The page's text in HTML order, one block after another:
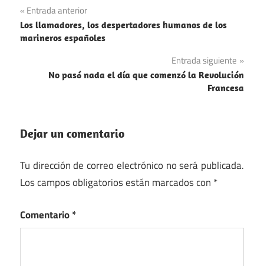
Navegación
de
Entrada anterior
Los llamadores, los despertadores humanos de los
marineros españoles
Entrada siguiente
No pasó nada el día que comenzó la Revolución
Francesa
Dejar un comentario
Tu dirección de correo electrónico no será publicada.
Los campos obligatorios están marcados con *
Comentario*